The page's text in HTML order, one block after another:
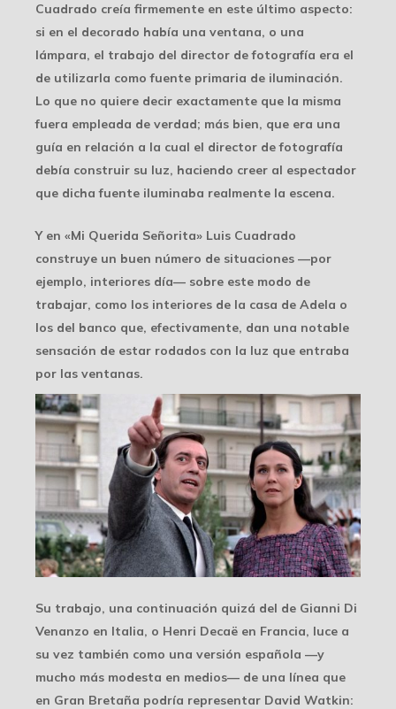
Cuadrado creía firmemente en este último aspecto:
si en el decorado había una ventana, o una
lámpara, el trabajo del director de fotografía era el
de utilizarla como fuente primaria de iluminación.
Lo que no quiere decir exactamente que la misma
fuera empleada de verdad; más bien, que era una
guía en relación a la cual el director de fotografía
debía construir su luz, haciendo creer al espectador
que dicha fuente iluminaba realmente la escena.
Y en «Mi Querida Señorita» Luis Cuadrado
construye un buen número de situaciones —por
ejemplo, interiores día— sobre este modo de
trabajar, como los interiores de la casa de Adela o
los del banco que, efectivamente, dan una notable
sensación de estar rodados con la luz que entraba
por las ventanas.
Su trabajo, una continuación quizá del de Gianni Di
Venanzo en Italia, o Henri Decaë en Francia, luce a
su vez también como una versión española —y
mucho más modesta en medios— de una línea que
en Gran Bretaña podría representar David Watkin: